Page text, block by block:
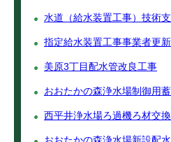
水道（給水装置工事）技術
指定給水装置工事事業者更
美原3丁目配水管改良工事
おおたかの森浄水場制御用
西平井浄水場ろ過機ろ材交